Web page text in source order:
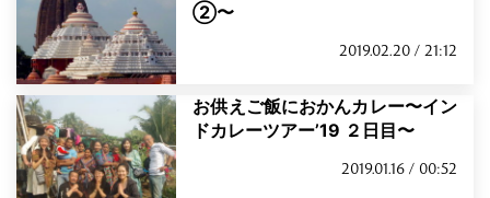
②〜
2019.02.20 / 21:12
お供えご飯におかんカレー〜イン
ドカレーツアー’19 ２日目〜
2019.01.16 / 00:52